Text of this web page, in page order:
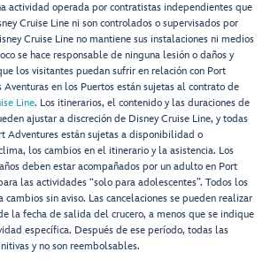
actividad operada por contratistas independientes que
Cruise Line ni son controlados o supervisados por
Cruise Line no mantiene sus instalaciones ni medios
se hace responsable de ninguna lesión o daños y
los visitantes puedan sufrir en relación con Port
Aventuras en los Puertos están sujetas al contrato de
Line. Los itinerarios, el contenido y las duraciones de
ajustar a discreción de Disney Cruise Line, y todas
Adventures están sujetas a disponibilidad o
los cambios en el itinerario y la asistencia. Los
deben estar acompañados por un adulto en Port
las actividades “solo para adolescentes”. Todos los
cambios sin aviso. Las cancelaciones se pueden realizar
la fecha de salida del crucero, a menos que se indique
específica. Después de ese período, todas las
y no son reembolsables.